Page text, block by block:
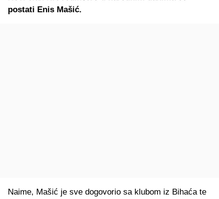
postati Enis Mašić.
Naime, Mašić je sve dogovorio sa klubom iz Bihaća te